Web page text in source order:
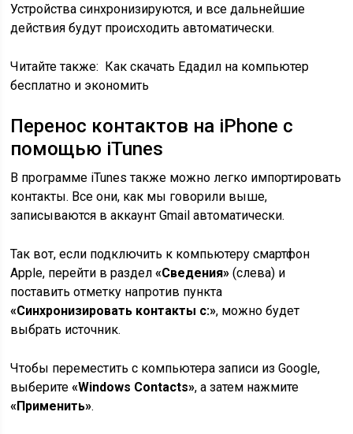
Устройства синхронизируются, и все дальнейшие
действия будут происходить автоматически.
Читайте также: Как скачать Едадил на компьютер
бесплатно и экономить
Перенос контактов на iPhone c
помощью iTunes
В программе iTunes также можно легко импортировать
контакты. Все они, как мы говорили выше,
записываются в аккаунт Gmail автоматически.
Так вот, если подключить к компьютеру смартфон
Apple, перейти в раздел«Сведения» (слева) и
поставить отметку напротив пункта
«Синхронизировать контакты с:», можно будет
выбрать источник.
Чтобы переместить с компьютера записи из Google,
выберите«Windows Contacts», а затем нажмите
«Применить».